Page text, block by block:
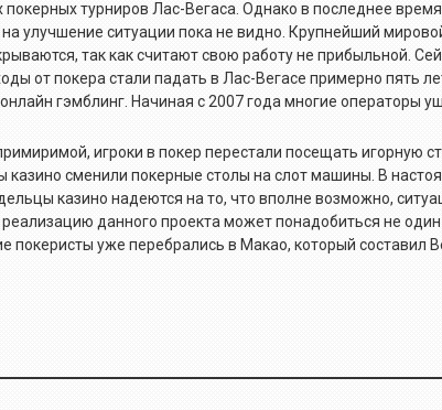
турниров Лас-Вегаса. Однако в последнее
улучшение ситуации пока не видно. Крупнейший
так как считают свою работу не прибыльной.
от покера стали падать в Лас-Вегасе примерно пять
гэмблинг. Начиная с 2007 года многие операторы
игроки в покер перестали посещать игорную
сменили покерные столы на слот машины. В
казино надеются на то, что вполне возможно,
данного проекта может понадобиться не
покеристы уже перебрались в Макао, который составил